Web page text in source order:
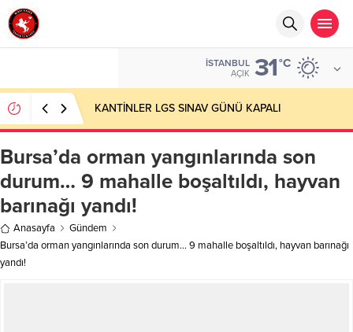
İSTANBUL
AÇIK 31°C
KANTİNLER LGS SINAV GÜNÜ KAPALI
Bursa’da orman yangınlarında son
durum… 9 mahalle boşaltıldı, hayvan
barınağı yandı!
Anasayfa
Gündem
Bursa’da orman yangınlarında son durum… 9 mahalle boşaltıldı, hayvan barınağı
yandı!